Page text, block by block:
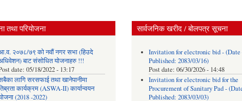
तथा परियोजना
२०७८/७९ को नवौं नगर सभा (हिउदे
बाट संसोधित योजनाहरु !!!
date:05/18/2022 - 13:17
लागि सरसफाई तथा खानेपानीमा
कार्यक्रम (ASWA-II) कार्यान्वयन
(2018 -2022)
सार्वजनिक खरीद / बोलपत्र सूचना
Invitation for electronic bid - (Date
Published: 2083/03/16)
Post date: 06/30/2026 - 14:48
Invitation for electronic bid for the
Procurement of Sanitary Pad -
Published: 2083/03/03)